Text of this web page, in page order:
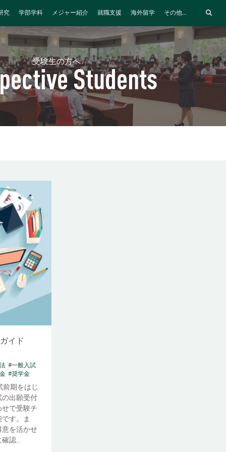
究 学部学科 メジャー紹介 就職支援 海外留学 その他...
受験生の方へ
Students
イド
#一般入試
#奨学金
前期をはじ
の出願受付
で受験チ
す。ま
意を活かせ
認...